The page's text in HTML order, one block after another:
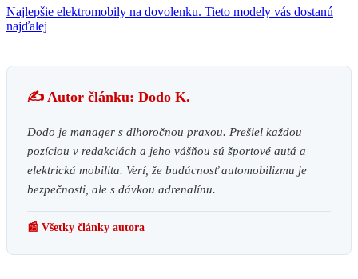
Najlepšie elektromobily na dovolenku. Tieto modely vás dostanú
najďalej
✍️ Autor článku: Dodo K.
Dodo je manager s dlhoročnou praxou. Prešiel každou
pozíciou v redakciách a jeho vášňou sú športové autá a
elektrická mobilita. Verí, že budúcnosť automobilizmu je
bezpečnosti, ale s dávkou adrenalínu.
📰 Všetky články autora